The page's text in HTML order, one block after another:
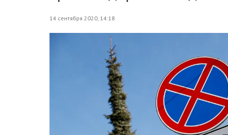
14 сентября 2020, 14:18